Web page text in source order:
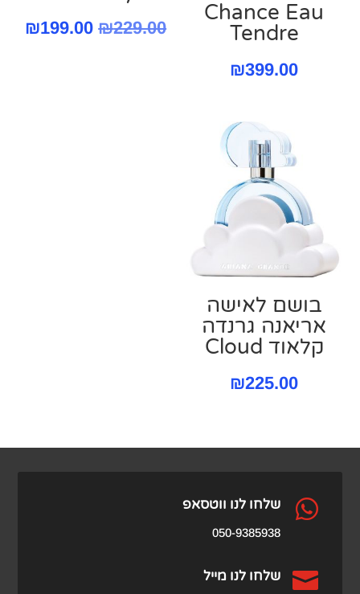
Chance Eau
Tendre
₪399.00
₪229.00
המחיר₪199.00
בושם לאישה
אריאנה גרנדה
קלאוד Cloud
₪225.00
 שלחו לנו ווטסאפ
050-9385938
 שלחו לנו מייל